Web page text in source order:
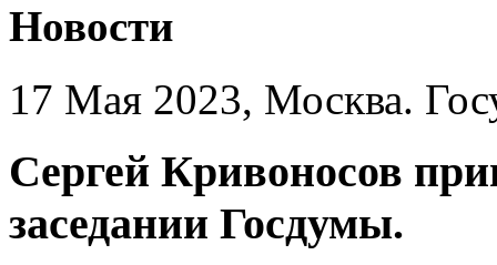
Новости
17 Мая 2023, Москва.
Сергей Кривоносов
заседании Госдумы.